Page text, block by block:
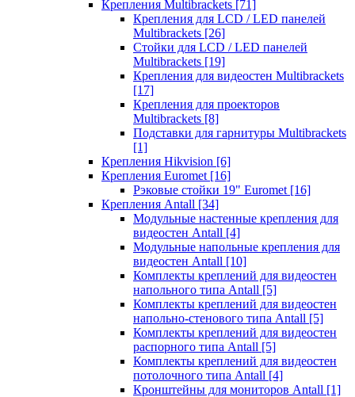
Крепления Multibrackets [71]
Крепления для LCD / LED панелей
Multibrackets [26]
Стойки для LCD / LED панелей
Multibrackets [19]
Крепления для видеостен Multibrackets
[17]
Крепления для проекторов
Multibrackets [8]
Подставки для гарнитуры Multibrackets
[1]
Крепления Hikvision [6]
Крепления Euromet [16]
Рэковые стойки 19" Euromet [16]
Крепления Antall [34]
Модульные настенные крепления для
видеостен Antall [4]
Модульные напольные крепления для
видеостен Antall [10]
Комплекты креплений для видеостен
напольного типа Antall [5]
Комплекты креплений для видеостен
напольно-стенового типа Antall [5]
Комплекты креплений для видеостен
распорного типа Antall [5]
Комплекты креплений для видеостен
потолочного типа Antall [4]
Кронштейны для мониторов Antall [1]